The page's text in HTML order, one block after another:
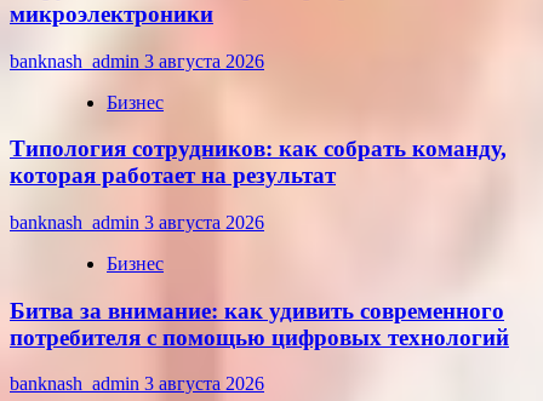
микроэлектроники
banknash_admin 3 августа 2026
Бизнес
Типология сотрудников: как собрать команду,
которая работает на результат
banknash_admin 3 августа 2026
Бизнес
Битва за внимание: как удивить современного
потребителя с помощью цифровых технологий
banknash_admin 3 августа 2026